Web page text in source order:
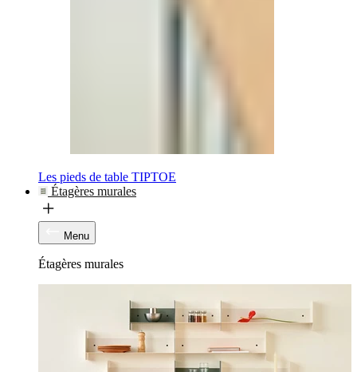
Les pieds de table TIPTOE
Étagères murales
Menu
Étagères murales